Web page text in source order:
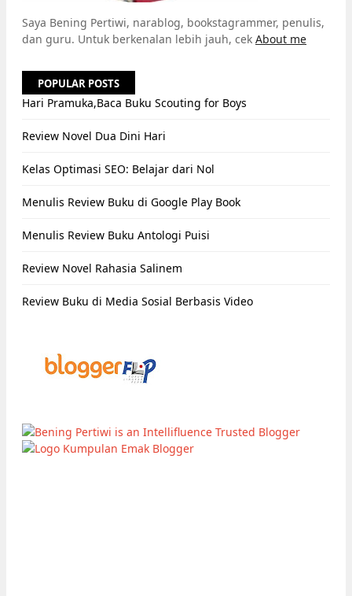
Saya Bening Pertiwi, narablog, bookstagrammer, penulis,
dan guru. Untuk berkenalan lebih jauh, cek About me
POPULAR POSTS
Hari Pramuka,Baca Buku Scouting for Boys
Review Novel Dua Dini Hari
Kelas Optimasi SEO: Belajar dari Nol
Menulis Review Buku di Google Play Book
Menulis Review Buku Antologi Puisi
Review Novel Rahasia Salinem
Review Buku di Media Sosial Berbasis Video